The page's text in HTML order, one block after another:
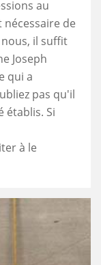
au
nécessaire de
il suffit
Joseph
qui a
pas qu'il
établis. Si
à le